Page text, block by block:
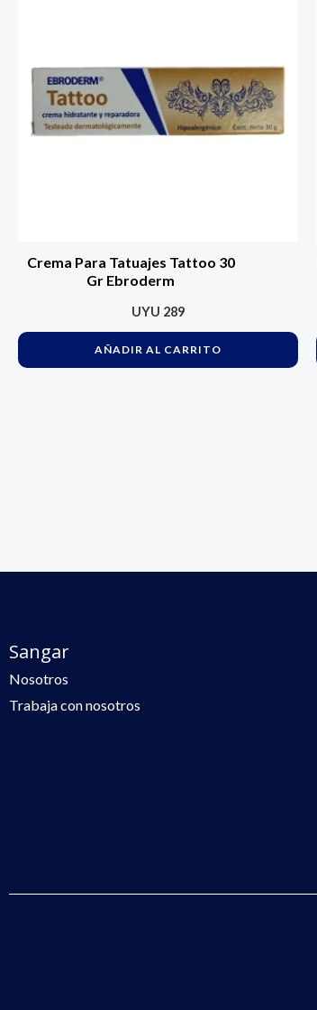
Crema Para Tatuajes Tattoo 30
Gr Ebroderm
UYU 289
AÑADIR AL CARRITO
Sangar
Nosotros
Trabaja con nosotros